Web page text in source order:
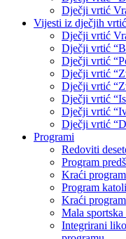
Dječji vrtić
Vijesti iz dječjih
Dječji vrtić
Dječji vrtić
Dječji vrtić
Dječji vrtić
Dječji vrtić
Dječji vrtić
Dječji vrtić
Dječji vrtić
Programi
Redoviti
Program
Kraći
Program
Kraći
Mala sportska
Integrirani